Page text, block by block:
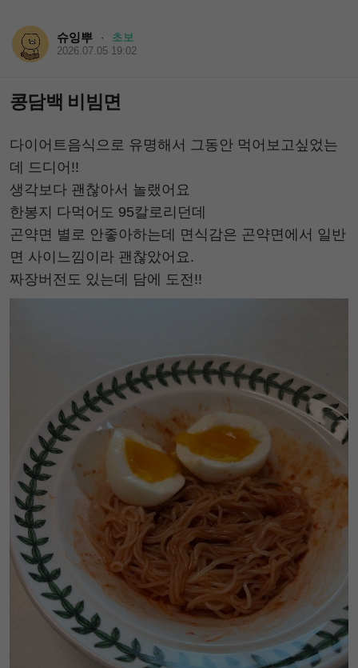
슈잉뿌 · 초보
2026.07.05 19:02
콩담백 비빔면
다이어트음식으로 유명해서 그동안 먹어보고싶었는
데 드디어!!
생각보다 괜찮아서 놀랬어요
한봉지 다먹어도 95칼로리던데
곤약면 별로 안좋아하는데 면식감은 곤약면에서 일반
면 사이느낌이라 괜찮았어요.
짜장버전도 있는데 담에 도전!!